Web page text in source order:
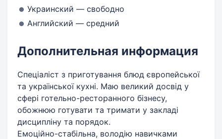
Украинский — свободно
Английский — средний
Дополнительная информация
Спеціаліст з приготування блюд європейської
та української кухні. Маю великий досвід у
сфері готельно-ресторанного бізнесу,
обожнюю готувати та тримати у закладі
дисципліну та порядок.
Емоційно-стабільна, володію навичками